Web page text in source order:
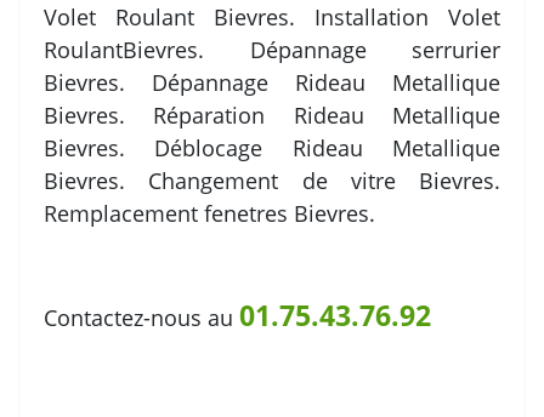
Volet Roulant Bievres. Installation Volet
RoulantBievres. Dépannage serrurier
Bievres. Dépannage Rideau Metallique
Bievres. Réparation Rideau Metallique
Bievres. Déblocage Rideau Metallique
Bievres. Changement de vitre Bievres.
Remplacement fenetres Bievres.
Contactez-nous au 01.75.43.76.92